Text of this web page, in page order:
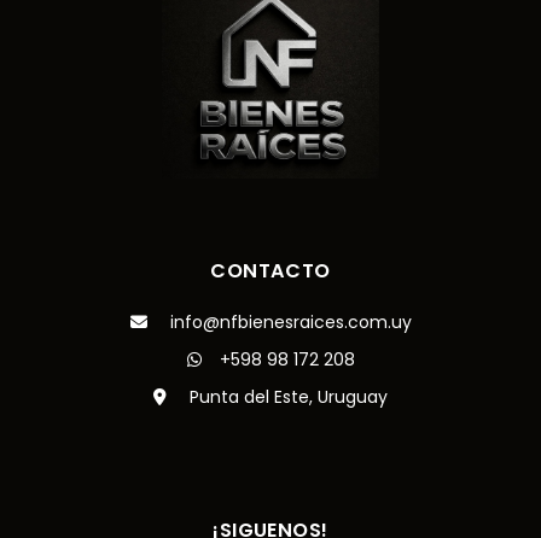
CONTACTO
info@nfbienesraices.com.uy
+598 98 172 208
Punta del Este, Uruguay
¡SIGUENOS!